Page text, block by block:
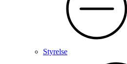
Styrelse